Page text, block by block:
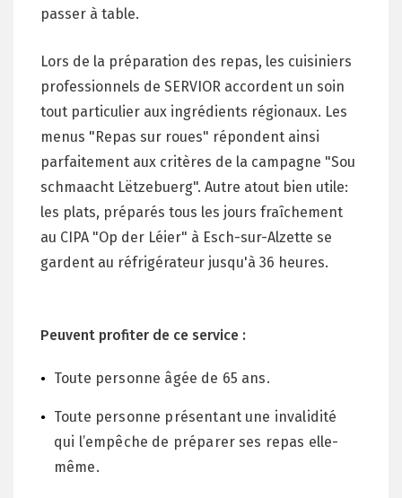
passer à table.
Lors de la préparation des repas, les cuisiniers
professionnels de SERVIOR accordent un soin
tout particulier aux ingrédients régionaux. Les
menus "Repas sur roues" répondent ainsi
parfaitement aux critères de la campagne "Sou
schmaacht Lëtzebuerg". Autre atout bien utile:
les plats, préparés tous les jours fraîchement
au CIPA "Op der Léier" à Esch-sur-Alzette se
gardent au réfrigérateur jusqu'à 36 heures.
Peuvent profiter de ce service :
Toute personne âgée de 65 ans.
Toute personne présentant une invalidité
qui l’empêche de préparer ses repas elle-
même.